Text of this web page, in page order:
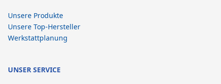
Unsere Produkte
Unsere Top-Hersteller
Werkstattplanung
UNSER SERVICE